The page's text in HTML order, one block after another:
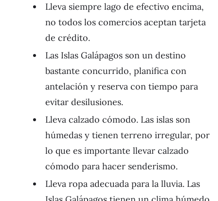
Lleva siempre lago de efectivo encima,
no todos los comercios aceptan tarjeta
de crédito.
Las Islas Galápagos son un destino
bastante concurrido, planifica con
antelación y reserva con tiempo para
evitar desilusiones.
Lleva calzado cómodo. Las islas son
húmedas y tienen terreno irregular, por
lo que es importante llevar calzado
cómodo para hacer senderismo.
Lleva ropa adecuada para la lluvia. Las